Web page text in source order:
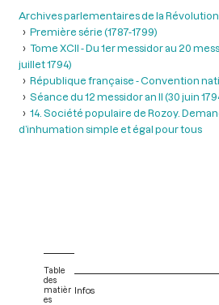
Archives parlementaires de la
Première série (1787-1799)
Tome XCII - Du 1er messidor au 20
juillet 1794)
République française - Convention
Séance du 12 messidor an II (30 juin
14. Société populaire de Rozoy.
d’inhumation simple et égal pour tous
Table
des
matièr
es
Infos